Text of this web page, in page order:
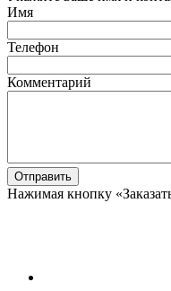
Имя
Телефон
Комментарий
Отправить
Нажимая кнопку